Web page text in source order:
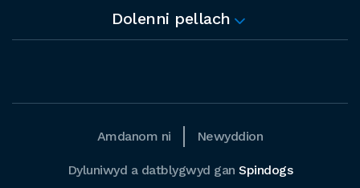
Dolenni pellach
Amdanom ni Newyddion
Dyluniwyd a datblygwyd ganSpindogs